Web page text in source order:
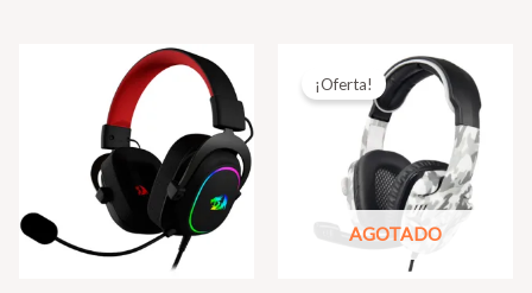
AGOTADO
¡Oferta!precio
original
era:
$ 39.990.
El
precio
actual
$ 30.600.